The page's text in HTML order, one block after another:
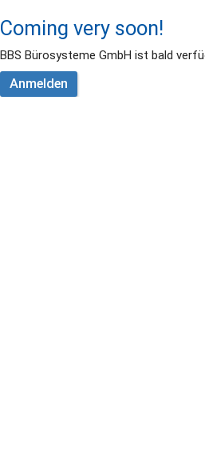
Coming very soon!
BBS Bürosysteme GmbH ist bald
Anmelden